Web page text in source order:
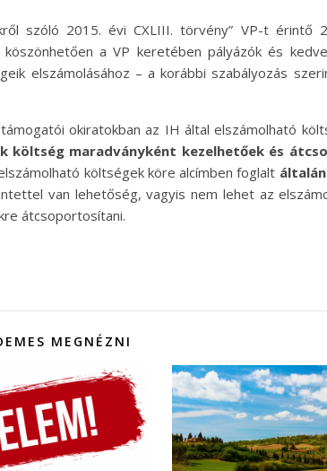
szóló 2015. évi CXLIII. törvény” VP-t érintő
a VP keretében pályázók és
elszámolásához – a korábbi szabályozás
okiratokban az IH által elszámolható
költség maradványként kezelhetőek és
költségek köre alcímben foglalt
van lehetőség, vagyis nem lehet az
átcsoportosítani.
MEGNÉZNI